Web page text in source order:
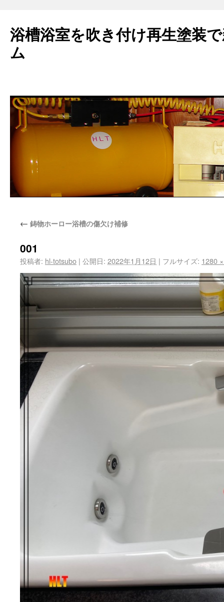
浴槽浴室を吹き付け再生塗装
ム
← 鋳物ホーロー浴槽の傷欠け補修
001
投稿者: hl-totsubo | 公開日: 2022年1月12日 | フルサイズ: 1280